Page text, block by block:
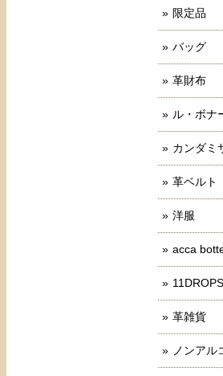
限定品
バッグ
革財布
ル・ボナ
カンダミ
革ベルト
洋服
acca
11DROPS
革雑貨
ノンアル